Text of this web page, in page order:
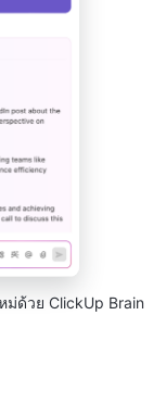
ด้วย ClickUp Brain